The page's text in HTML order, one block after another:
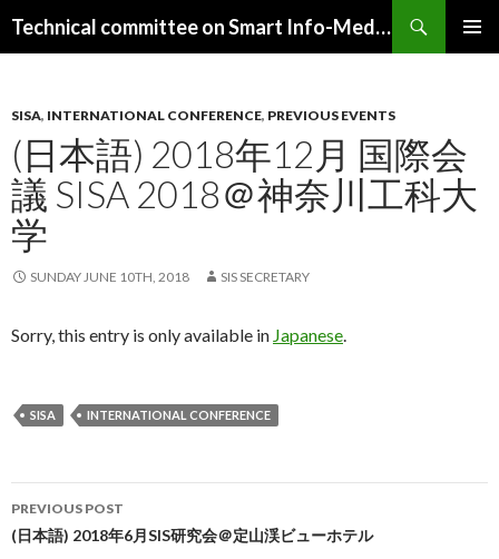
Technical committee on Smart Info-Media Systems (SIS), IEICE
SISA, INTERNATIONAL CONFERENCE, PREVIOUS EVENTS
(日本語) 2018年12月 国際会
議 SISA 2018＠神奈川工科大
学
SUNDAY JUNE 10TH, 2018 SIS SECRETARY
Sorry, this entry is only available in Japanese.
SISA INTERNATIONAL CONFERENCE
Post
navigation
PREVIOUS POST
(日本語) 2018年6月SIS研究会＠定山渓ビューホテル